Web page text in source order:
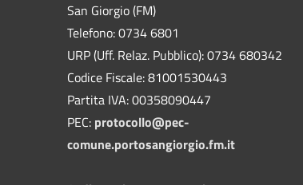
San Giorgio (FM)
Telefono: 0734 6801
URP (Uff. Relaz. Pubblico): 0734 680342
Codice Fiscale: 81001530443
Partita IVA: 00358090447
PEC: protocollo@pec-
comune.portosangiorgio.fm.it